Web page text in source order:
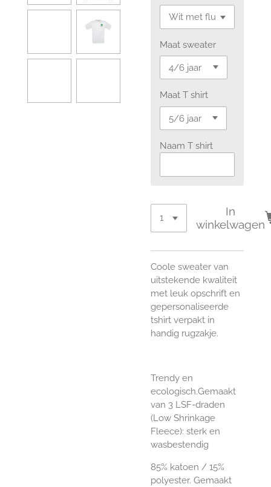
Maat sweater
Maat T shirt
Naam T shirt
In
winkelwagen
Coole sweater van
uitstekende kwaliteit
met leuk opschrift en
gepersonaliseerde
tshirt verpakt in
handig rugzakje.
Trendy en
ecologisch.Gemaakt
van 3 LSF-draden
(Low Shrinkage
Fleece): sterk en
wasbestendig
85% katoen / 15%
polyester. Gemaakt